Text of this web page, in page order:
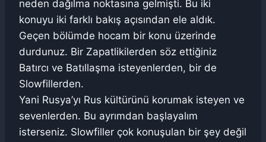
neden dağılma noktasına gelmişti. Bu iki
konuyu iki farklı bakış açısından ele aldık.
Geçen bölümde hocam bir konu üzerinde
durdunuz. Bir Zapatlikilerden söz ettiğiniz
Batırcı ve Batıllaşma isteyenlerden, bir de
Slowfillerden.
Yani Rusya’yı Rus kültürünü korumak isteyen ve
sevenlerden. Bu ayrımdan başlayalım
isterseniz. Slowfiller çok konuşulan bir şey değil